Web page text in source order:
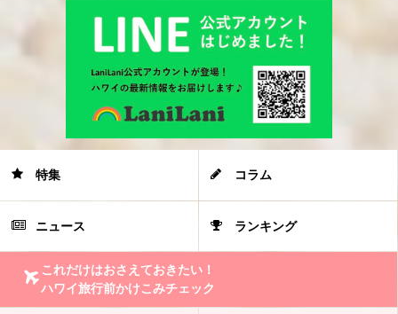
特集 コラム
ニュース ランキング
これだけはおさえておきたい！
ハワイ旅行前かけこみチェック